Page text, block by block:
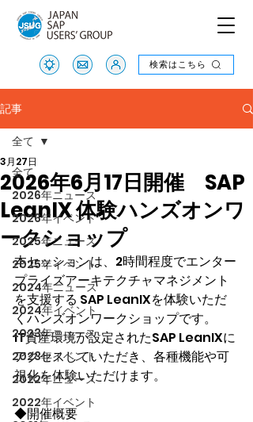
検索はこちら
検索はこちら
記事
全て
2026年ニュース
2026年イベント
2025年ニュース
2025年イベント
2024年ニュース
2024年イベント
2023年ニュース
2023年イベント
2022年ニュース
2022年イベント
全て
2026年6月17日開催 SAP
LeanIX 体験ハンズオンワ
ークショップ
3月27日
本セッションは、2時間程度でエンター
プライズアーキテクチャマネジメント
を支援する SAP LeanIXを体験いただ
くハンズオンワークショップです。
IT資産環境が設定されたSAP LeanIXに
アクセスしていただき、各種機能や可
視化を体験いただけます。
◆開催概要